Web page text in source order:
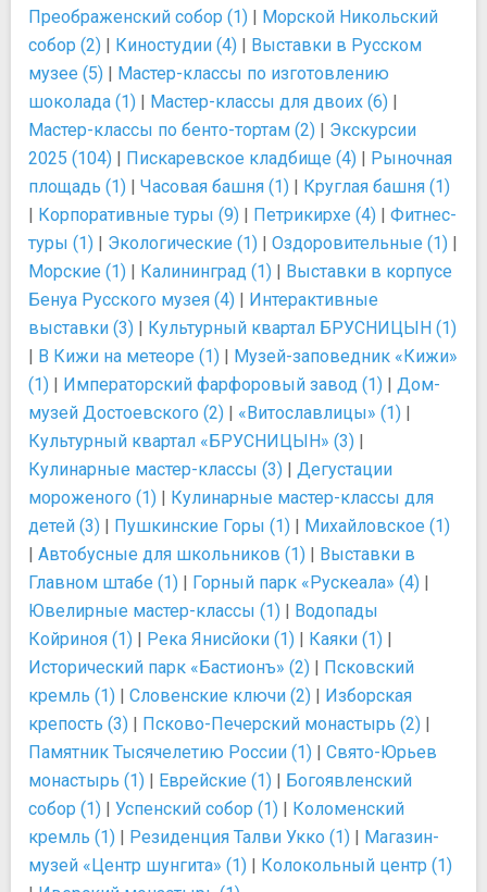
Преображенский собор (1) | Морской Никольский
собор (2) | Киностудии (4) | Выставки в Русском
музее (5) | Мастер-классы по изготовлению
шоколада (1) | Мастер-классы для двоих (6) |
Мастер-классы по бенто-тортам (2) | Экскурсии
2025 (104) | Пискаревское кладбище (4) | Рыночная
площадь (1) | Часовая башня (1) | Круглая башня (1)
| Корпоративные туры (9) | Петрикирхе (4) | Фитнес-
туры (1) | Экологические (1) | Оздоровительные (1) |
Морские (1) | Калининград (1) | Выставки в корпусе
Бенуа Русского музея (4) | Интерактивные
выставки (3) | Культурный квартал БРУСНИЦЫН (1)
| В Кижи на метеоре (1) | Музей-заповедник «Кижи»
(1) | Императорский фарфоровый завод (1) | Дом-
музей Достоевского (2) | «Витославлицы» (1) |
Культурный квартал «БРУСНИЦЫН» (3) |
Кулинарные мастер-классы (3) | Дегустации
мороженого (1) | Кулинарные мастер-классы для
детей (3) | Пушкинские Горы (1) | Михайловское (1)
| Автобусные для школьников (1) | Выставки в
Главном штабе (1) | Горный парк «Рускеала» (4) |
Ювелирные мастер-классы (1) | Водопады
Койриноя (1) | Река Янисйоки (1) | Каяки (1) |
Исторический парк «Бастионъ» (2) | Псковский
кремль (1) | Словенские ключи (2) | Изборская
крепость (3) | Псково-Печерский монастырь (2) |
Памятник Тысячелетию России (1) | Свято-Юрьев
монастырь (1) | Еврейские (1) | Богоявленский
собор (1) | Успенский собор (1) | Коломенский
кремль (1) | Резиденция Талви Укко (1) | Магазин-
музей «Центр шунгита» (1) | Колокольный центр (1)